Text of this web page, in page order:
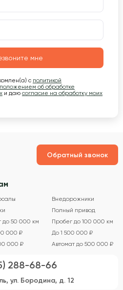
мне
с политикой
об обработке
и даю согласие на обработку моих
Обратный звонок
Внедорожники
Полный привод
до 50 000 км
Пробег до 100 000 км
000 ₽
До 1 500 000 ₽
000 ₽ Автомат до 500 000 ₽
288-68-66
ул. Бородина, д. 12